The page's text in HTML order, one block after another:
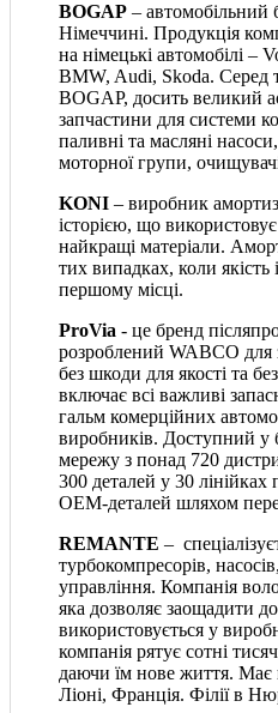
BOGAP – автомобільний
Німеччині. Продукція
на німецькі автомобілі –
BMW, Audi, Skoda. Серед
BOGAP, досить великий
запчастини для системи
паливні та масляні
моторної групи,
KONI – виробник
історією, що використовує
найкращі матеріали.
тих випадках, коли якість
першому місці.
ProVia - це бренд
розроблений WABCO для
без шкоди для якості та
включає всі важливі
гальм комерційних
виробників. Доступний у
мережу з понад 720
300 деталей у 30
OEM-деталей шляхом
REMANTE –
турбокомпресорів,
управління. Компанія
яка дозволяє заощадити
використовується у
компанія рятує сотні
даючи їм нове життя. Має
Ліоні, Франція. Філії в